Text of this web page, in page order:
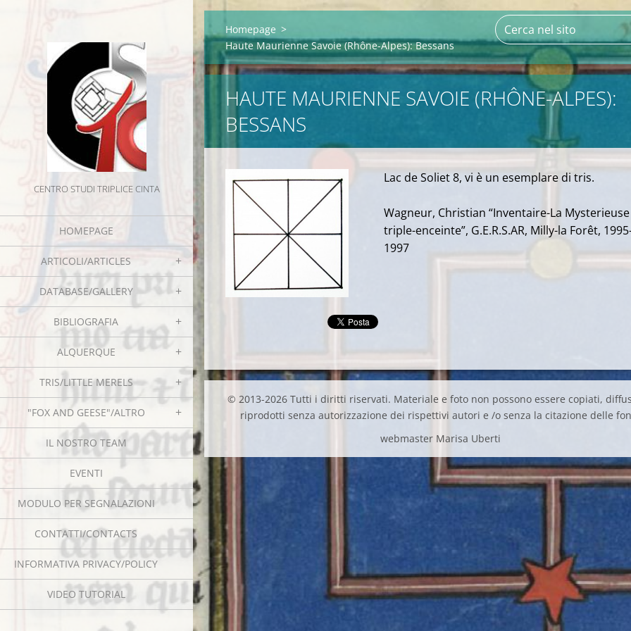
CENTRO STUDI TRIPLICE CINTA
HOMEPAGE
ARTICOLI/ARTICLES
DATABASE/GALLERY
BIBLIOGRAFIA
ALQUERQUE
TRIS/LITTLE MERELS
"FOX AND GEESE"/ALTRO
IL NOSTRO TEAM
EVENTI
MODULO PER SEGNALAZIONI
CONTATTI/CONTACTS
INFORMATIVA PRIVACY/POLICY
VIDEO TUTORIAL
Homepage >
Haute Maurienne Savoie (Rhône-Alpes): Bessans
HAUTE MAURIENNE SAVOIE (RHÔNE-ALPES):
BESSANS
Lac de Soliet 8, vi è un esemplare di tris.
Wagneur, Christian “Inventaire-La Mysterieuse
triple-enceinte”, G.E.R.S.AR, Milly-la Forêt,
1997
© 2013-2026 Tutti i diritti riservati. Materiale e foto non possono essere copiati,
riprodotti senza autorizzazione dei rispettivi autori e /o senza la citazione delle
webmaster Marisa Uberti